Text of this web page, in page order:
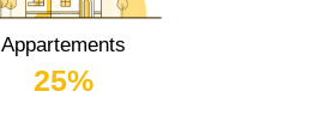
Appartements
25%